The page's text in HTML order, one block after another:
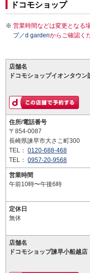
ドコモショップ
営業時間などは変更となる
プ／d gardenからご確認く
店舗名
ドコモショップイオンタウ
住所/電話番号
〒854-0087
長崎県諫早市大さこ町300
TEL： 0120-688-468
TEL： 0957-20-9568
営業時間
午前10時〜午後6時
定休日
無休
店舗名
ドコモショップ諫早小船越店